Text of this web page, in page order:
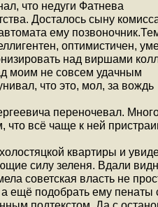
что недуги Фатнева
Досталось сыну
ему
оптимистичен,
над виршами
моим не совсем удачным
что это, мол, за вождь
переночевал.
что всё чаще к ней
квартиры и
силу зеленя. Вдали
советская власть не
а ещё подобрать ему пенаты